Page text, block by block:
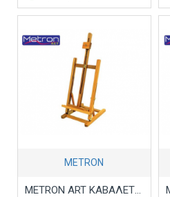
METRON
METRON ART ΚΑΒΑΛΕΤΟ ΞΥΛΙΝΟ ΕΠΙΤΡΑΠΕΖΙΟ 28x32x96 A13109